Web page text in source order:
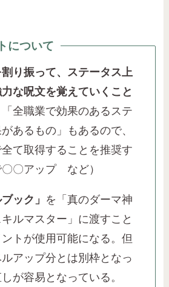
について
り振って、ステータス上
な呪文を覚えていくこと
「全職業で効果のあるステ
あるもの」もあるので、
て取得することを推奨す
〇アップ など）
ック」 を「真のダーマ神
ルマスター」に渡すこと
トが使用可能になる。但
アップ分とは別枠となっ
が容易となっている。